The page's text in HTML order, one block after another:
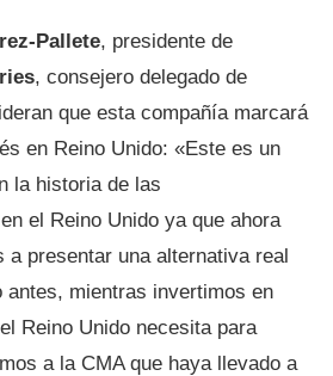
Pallete, presidente de
, consejero delegado de
que esta compañía marcará
en Reino Unido: «Este es un
la historia de las
el Reino Unido ya que ahora
a presentar una alternativa real
antes, mientras invertimos en
Reino Unido necesita para
a la CMA que haya llevado a